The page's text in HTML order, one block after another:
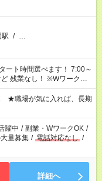
駅 / …
！ ※Wワークの
の就業はご案内できませ
は社会保険への加入対象
遣の原則禁止）により、
い場合があります
★職場が気に入れば、長期
躍中 / 副業・WワークOK /
量募集 / 電話対応なし /
詳細へ